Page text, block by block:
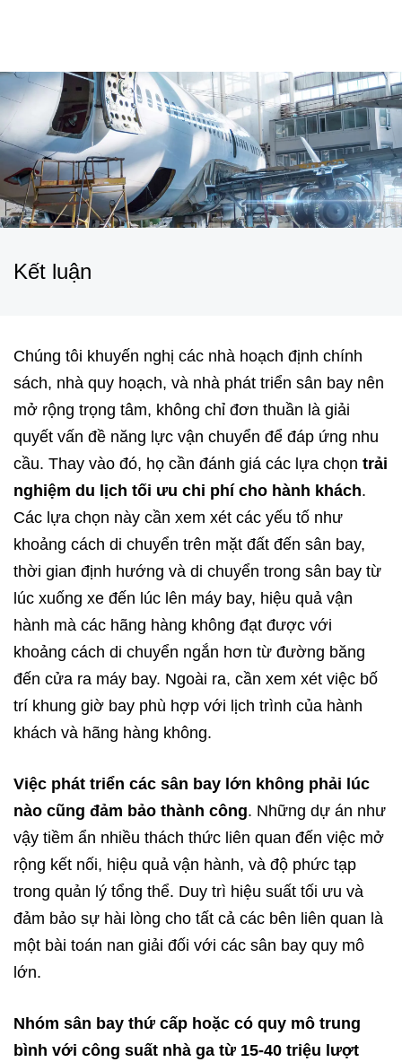
Kết luận
Chúng tôi khuyến nghị các nhà hoạch định chính
sách, nhà quy hoạch, và nhà phát triển sân bay nên
mở rộng trọng tâm, không chỉ đơn thuần là giải
quyết vấn đề năng lực vận chuyển để đáp ứng nhu
cầu. Thay vào đó, họ cần đánh giá các lựa chọn trải
nghiệm du lịch tối ưu chi phí cho hành khách.
Các lựa chọn này cần xem xét các yếu tố như
khoảng cách di chuyển trên mặt đất đến sân bay,
thời gian định hướng và di chuyển trong sân bay từ
lúc xuống xe đến lúc lên máy bay, hiệu quả vận
hành mà các hãng hàng không đạt được với
khoảng cách di chuyển ngắn hơn từ đường băng
đến cửa ra máy bay. Ngoài ra, cần xem xét việc bố
trí khung giờ bay phù hợp với lịch trình của hành
khách và hãng hàng không.​
Việc phát triển các sân bay lớn không phải lúc
nào cũng đảm bảo thành công. Những dự án như
vậy tiềm ẩn nhiều thách thức liên quan đến việc mở
rộng kết nối, hiệu quả vận hành, và độ phức tạp
trong quản lý tổng thể. Duy trì hiệu suất tối ưu và
đảm bảo sự hài lòng cho tất cả các bên liên quan là
một bài toán nan giải đối với các sân bay quy mô
lớn.​
Nhóm sân bay thứ cấp hoặc có quy mô trung
bình với công suất nhà ga từ 15-40 triệu lượt